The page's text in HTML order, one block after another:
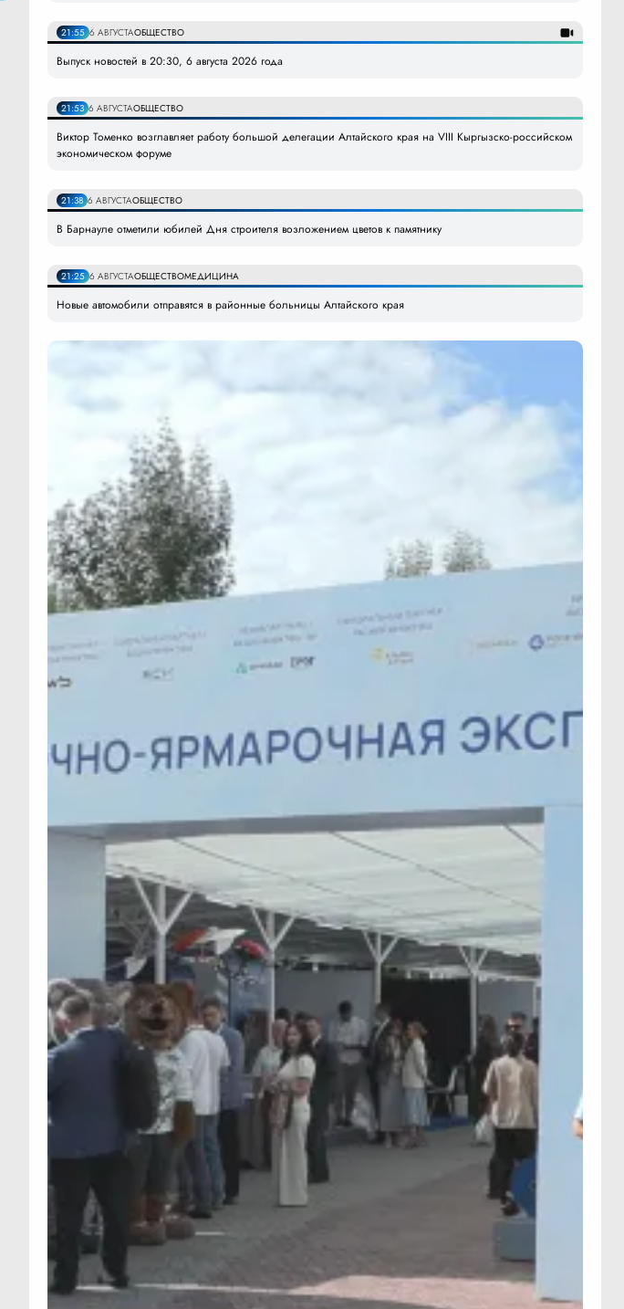
21:55 6 АВГУСТАОБЩЕСТВО
Выпуск новостей в 20:30, 6 августа 2026 года
21:53 6 АВГУСТАОБЩЕСТВО
Виктор Томенко возглавляет работу большой делегации Алтайского края на VIII Кыргызско-российском
экономическом форуме
21:38 6 АВГУСТАОБЩЕСТВО
В Барнауле отметили юбилей Дня строителя возложением цветов к памятнику
21:25 6 АВГУСТАОБЩЕСТВОМЕДИЦИНА
Новые автомобили отправятся в районные больницы Алтайского края